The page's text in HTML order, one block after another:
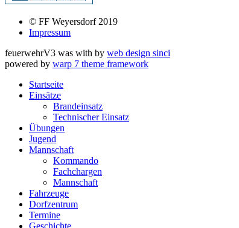
© FF Weyersdorf 2019
Impressum
feuerwehrV3 was with by web design sinci
powered by warp 7 theme framework
Startseite
Einsätze
Brandeinsatz
Technischer Einsatz
Übungen
Jugend
Mannschaft
Kommando
Fachchargen
Mannschaft
Fahrzeuge
Dorfzentrum
Termine
Geschichte